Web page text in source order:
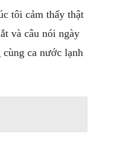
tôi cảm thấy thật
và câu nói ngày
ca nước lạnh